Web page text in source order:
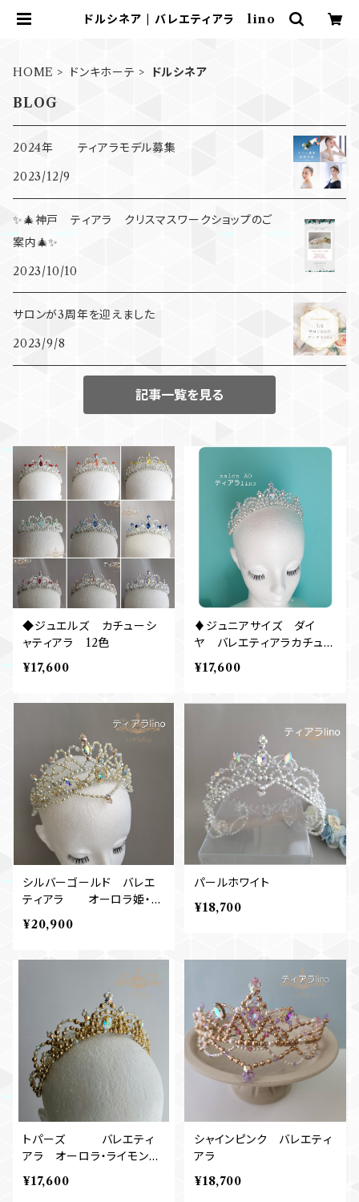
ドルシネア | バレエティアラ lino
HOME ドンキホーテ ドルシネア
BLOG
2024年 ティアラモデル募集
2023/12/9
✨🎄神戸 ティアラ クリスマスワークショップのご
案内🎄✨
2023/10/10
サロンが3周年を迎えました
2023/9/8
記事一覧を見る
◆ジュエルズ カチューシ
ャティアラ 12色
¥17,600
♦ジュニアサイズ ダイ
ヤ バレエティアラカチュー
シャ☆ オーロラ・雪の精・
ライモンダ・夢の場など
¥17,600
シルバーゴールド バレエ
ティアラ オーロラ姫・金
平糖
¥20,900
パールホワイト
¥18,700
トパーズ バレエティ
アラ オーロラ・ライモン
ダ・夢の場など
¥17,600
シャインピンク バレエティ
アラ
¥18,700